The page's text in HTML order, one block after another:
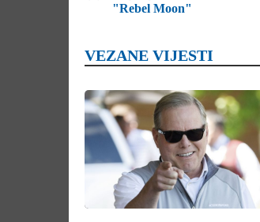
"Rebel Moon"
VEZANE VIJESTI